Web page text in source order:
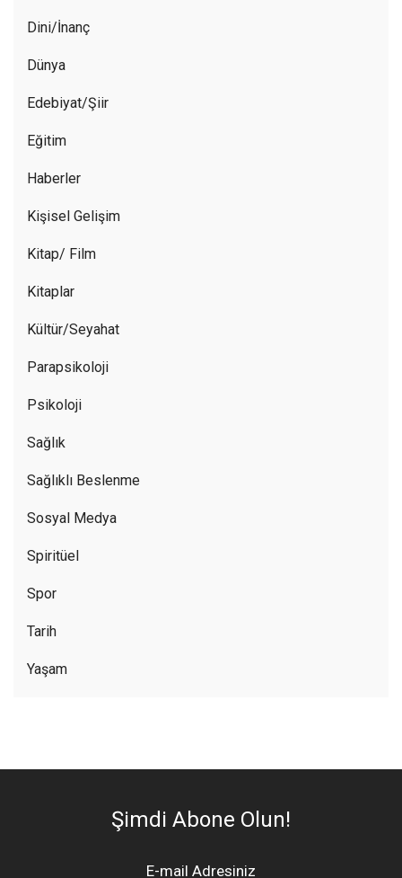
Dini/İnanç
Dünya
Edebiyat/Şiir
Eğitim
Haberler
Kişisel Gelişim
Kitap/ Film
Kitaplar
Kültür/Seyahat
Parapsikoloji
Psikoloji
Sağlık
Sağlıklı Beslenme
Sosyal Medya
Spiritüel
Spor
Tarih
Yaşam
Şimdi Abone Olun!
E-mail Adresiniz